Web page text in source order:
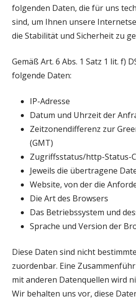
folgenden Daten, die für uns
sind, um Ihnen unsere
die Stabilität und Sicherheit zu
Gemäß Art. 6 Abs. 1 Satz 1 lit. f)
folgende Daten:
IP-Adresse
Datum und Uhrzeit der
Zeitzonendifferenz zur
(GMT)
Zugriffsstatus/http-Status-
Jeweils die übertragene
Website, von der die
Die Art des Browsers
Das Betriebssystem und
Sprache und Version der
Diese Daten sind nicht
zuordenbar. Eine
mit anderen Datenquellen wird
Wir behalten uns vor, diese